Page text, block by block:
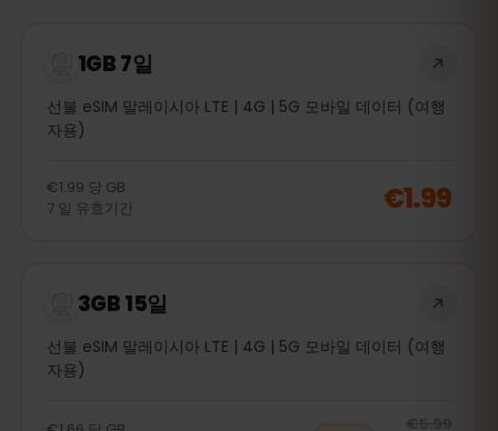
1GB 7일
선불 eSIM 말레이시아 LTE | 4G | 5G 모바일 데이터 (여행
자용)
€1.99 당 GB
7 일 유효기간 €1.99
3GB 15일
선불 eSIM 말레이시아 LTE | 4G | 5G 모바일 데이터 (여행
자용)
€5.99